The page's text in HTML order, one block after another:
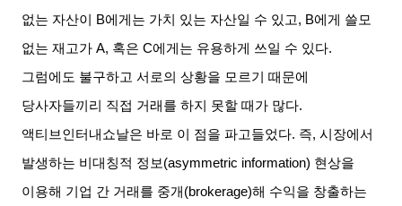
없는 자산이
B에게는 가치 있는 자산일 수 있고, B에게 쓸모
없는 재고가 A, 혹은 C에게는 유용하게 쓰일 수 있다.
그럼에도 불구하고 서로의 상황을 모르기 때문에
당사자들끼리 직접 거래를 하지 못할 때가 많다.
액티브인터내쇼날은 바로 이 점을 파고들었다. 즉,시장에서
발생하는 비대칭적 정보(asymmetric information) 현상을
이용해 기업 간 거래를 중개 (brokerage)해 수익을 창출하는